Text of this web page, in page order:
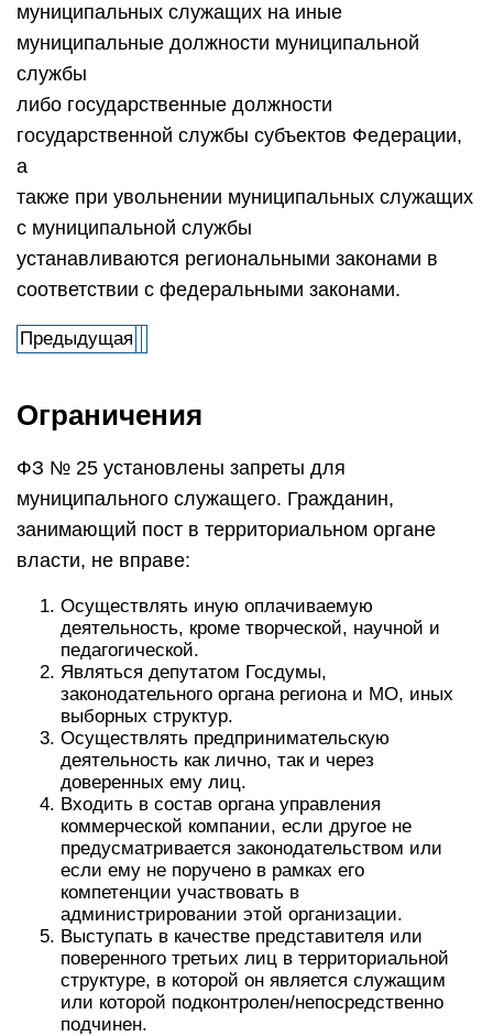
муниципальных служащих на иные
муниципальные должности муниципальной
службы
либо государственные должности
государственной службы субъектов Федерации,
а
также при увольнении муниципальных служащих
с муниципальной службы
устанавливаются региональными законами в
соответствии с федеральными законами.
Предыдущая
Ограничения
ФЗ № 25 установлены запреты для
муниципального служащего. Гражданин,
занимающий пост в территориальном органе
власти, не вправе:
Осуществлять иную оплачиваемую
деятельность, кроме творческой, научной и
педагогической.
Являться депутатом Госдумы,
законодательного органа региона и МО, иных
выборных структур.
Осуществлять предпринимательскую
деятельность как лично, так и через
доверенных ему лиц.
Входить в состав органа управления
коммерческой компании, если другое не
предусматривается законодательством или
если ему не поручено в рамках его
компетенции участвовать в
администрировании этой организации.
Выступать в качестве представителя или
поверенного третьих лиц в территориальной
структуре, в которой он является служащим
или которой подконтролен/непосредственно
подчинен.